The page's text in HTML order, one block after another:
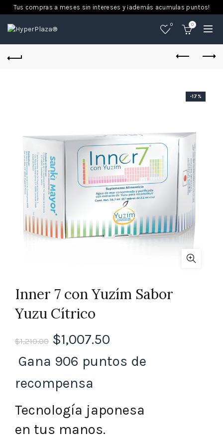
Tus compras a meses sin intereses y ¡además acumulas puntos!
0 0
-17%
Inner 7 con Yuzím Sabor
Yuzu Cítrico
$1,210.00 El
precio
original
era:
$1,210.00.
$1,007.50
precio
es:
Gana 906 puntos de
recompensa
Tecnología japonesa
en tus manos.